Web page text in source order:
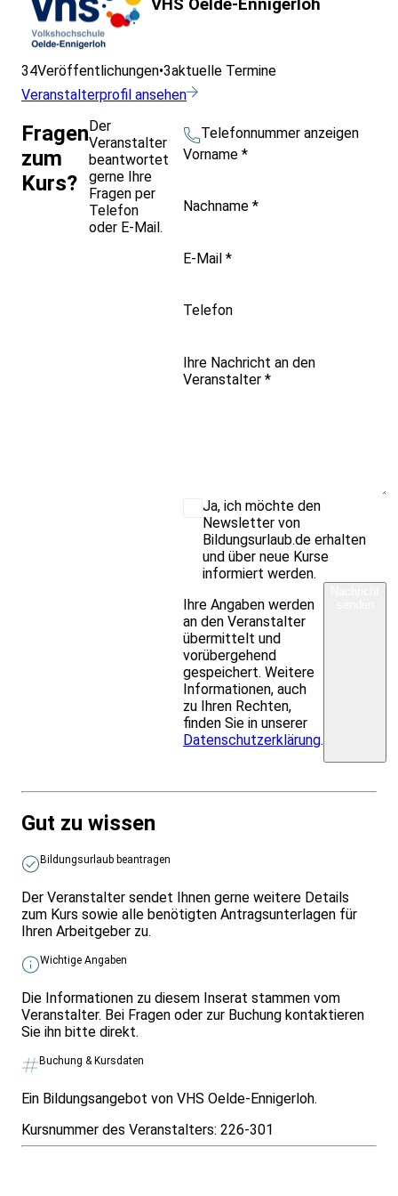
VHS Oelde-Ennigerloh
34Veröffentlichungen•3aktuelle Termine
Veranstalterprofil ansehen
Fragen
zum
Kurs?
Der
Veranstalter
beantwortet
gerne Ihre
Fragen per
Telefon
oder E-Mail.
Telefonnummer anzeigen
Vorname *
Nachname *
E-Mail *
Telefon
Ihre Nachricht an den
Veranstalter *
Ja, ich möchte den
Newsletter von
Bildungsurlaub.de erhalten
und über neue Kurse
informiert werden.
Ihre Angaben werden
an den Veranstalter
übermittelt und
vorübergehend
gespeichert. Weitere
Informationen, auch
zu Ihren Rechten,
finden Sie in unserer
Datenschutzerklärung.
Gut zu wissen
Bildungsurlaub beantragen
Der Veranstalter sendet Ihnen gerne weitere Details
zum Kurs sowie alle benötigten Antragsunterlagen für
Ihren Arbeitgeber zu.
Wichtige Angaben
Die Informationen zu diesem Inserat stammen vom
Veranstalter. Bei Fragen oder zur Buchung kontaktieren
Sie ihn bitte direkt.
Buchung & Kursdaten
Ein Bildungsangebot von VHS Oelde-Ennigerloh.
Kursnummer des Veranstalters: 226-301